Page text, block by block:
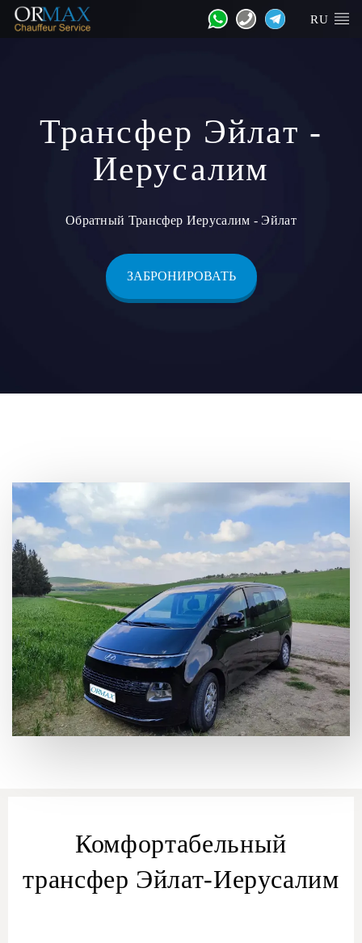
RU
Трансфер Эйлат -
Иерусалим
Обратный Трансфер Иерусалим - Эйлат
ЗАБРОНИРОВАТЬ
Комфортабельный
трансфер Эйлат-Иерусалим